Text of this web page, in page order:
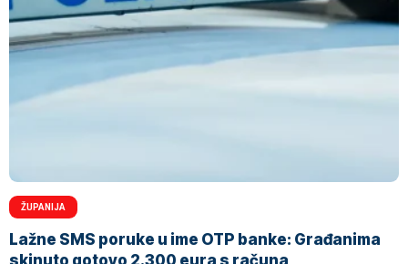
ŽUPANIJA
Lažne SMS poruke u ime OTP banke: Građanima